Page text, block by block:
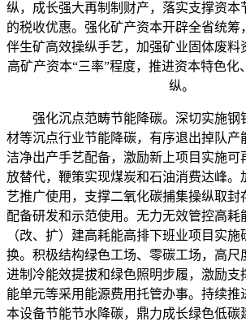
纵，成长强大再制制财产，落实支撑资本
的税收优惠。强化矿产资本开辟全省统筹
伴生矿高效操纵手艺，加强矿业固体废料
高矿产资本“三率”程度，推进资本特色化
纵。
强化沉点范畴节能降碳。深切实施钢
材等沉点行业节能降碳，有序退出掉队产
洁净出产手艺配备，激励新上项目实施可
放替代，鞭策实现煤炭和石油消费达峰。
艺推广使用，支撑二氧化碳捕集操纵取封
配备研发和示范使用。无力无效管控高耗
（改、扩）建高耗能高排下班业项目实
换。积极结构绿色工场、零碳工场，高尺
进制冷能效提拔和绿色照明步履，激励支
能单元等采用能源费用托管办事。持续推
本设备节能节水降碳，鼎力成长绿色低碳